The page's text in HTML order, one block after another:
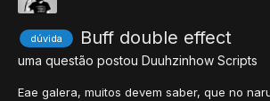
dúvida Buff double effect
uma questão postou Duuhzinhow Scripts
Eae galera, muitos devem saber, que no